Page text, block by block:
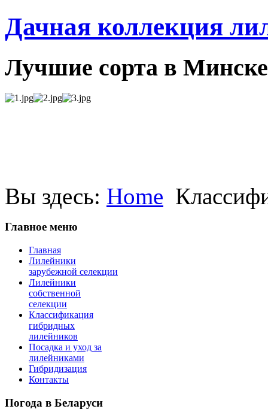
Дачная коллекция
Лучшие сорта в Минске
Вы здесь: Home
Главное меню
Главная
Лилейники
зарубежной селекции
Лилейники
собственной
селекции
Классификация
гибридных
лилейников
Посадка и уход за
лилейниками
Гибридизация
Контакты
Погода в Беларуси